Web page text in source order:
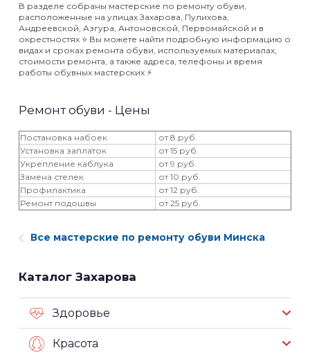
В разделе собраны мастерские по ремонту обуви,
расположенные на улицах Захарова, Пулихова,
Андреевской, Азгура, Антоновской, Первомайской и в
окрестностях ⭐️ Вы можете найти подробную информацию о
видах и сроках ремонта обуви, используемых материалах,
стоимости ремонта, а также адреса, телефоны и время
работы обувных мастерских ⚡️
Ремонт обуви - Цены
Постановка набоек
от 8 руб.
Установка заплаток
от 15 руб.
Укрепление каблука
от 9 руб.
Замена стелек
от 10 руб.
Профилактика
от 12 руб.
Ремонт подошвы
от 25 руб.
Все мастерские по ремонту обуви Минска
Каталог Захарова
Здоровье
Красота